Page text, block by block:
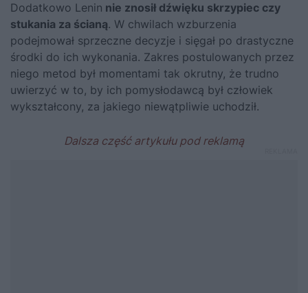
Dodatkowo Lenin nie znosił dźwięku skrzypiec czy
stukania za ścianą. W chwilach wzburzenia
podejmował sprzeczne decyzje i sięgał po drastyczne
środki do ich wykonania. Zakres postulowanych przez
niego metod był momentami tak okrutny, że trudno
uwierzyć w to, by ich pomysłodawcą był człowiek
wykształcony, za jakiego niewątpliwie uchodził.